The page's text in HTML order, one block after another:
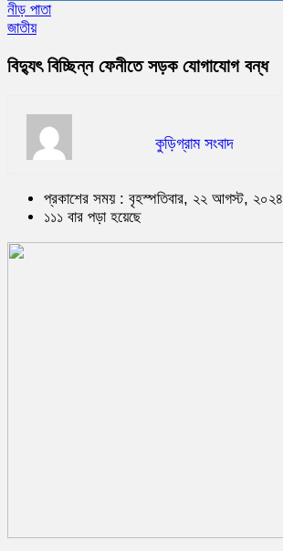
নীড় পাতা
জাতীয়
বিদ্যুৎ বিচ্ছিন্ন ফেনীতে সড়ক যোগাযোগ বন্ধ
কুড়িগ্রাম সংবাদ
প্রকাশের সময় : বৃহস্পতিবার, ২২ আগস্ট, ২০২৪
১১১ বার পড়া হয়েছে